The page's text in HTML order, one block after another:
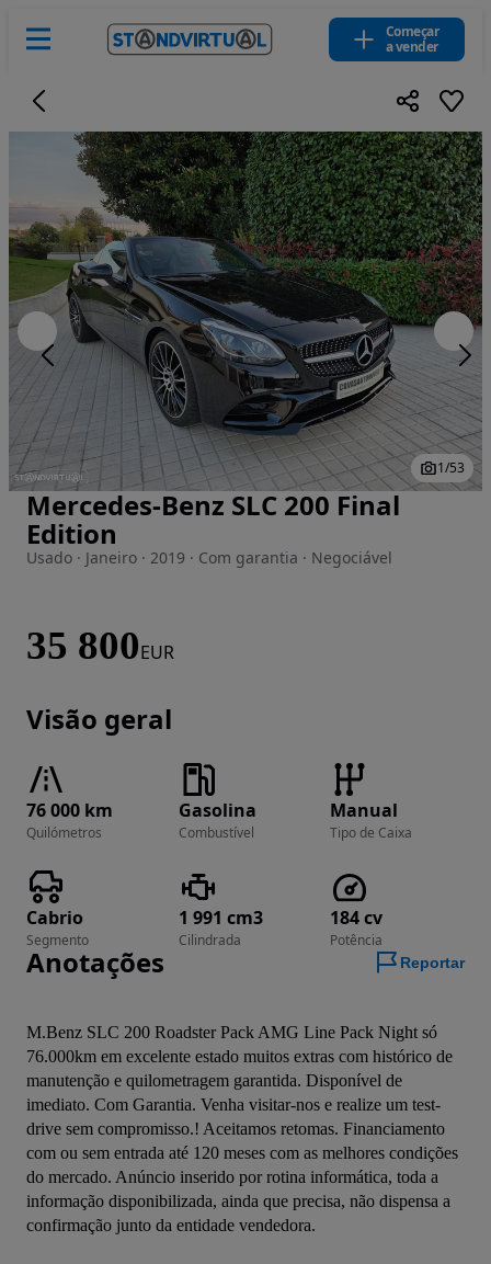
Começar
a vender
Imagem 1 de 53
1/53
Mercedes-Benz SLC 200 Final
Edition
Usado · Janeiro · 2019 · Com garantia · Negociável
35 800EUR
Visão geral
76 000 km
Quilómetros
Gasolina
Combustível
Manual
Tipo de Caixa
Cabrio
Segmento
1 991 cm3
Cilindrada
184 cv
Potência
Anotações Reportar
M.Benz SLC 200 Roadster Pack AMG Line Pack Night só
76.000km em excelente estado muitos extras com histórico de
manutenção e quilometragem garantida. Disponível de
imediato. Com Garantia. Venha visitar-nos e realize um test-
drive sem compromisso.! Aceitamos retomas. Financiamento
com ou sem entrada até 120 meses com as melhores condições
do mercado. Anúncio inserido por rotina informática, toda a
informação disponibilizada, ainda que precisa, não dispensa a
confirmação junto da entidade vendedora.